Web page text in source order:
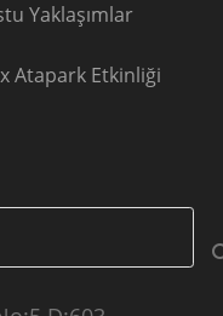
Yaklaşımlar
Atapark Etkinliği